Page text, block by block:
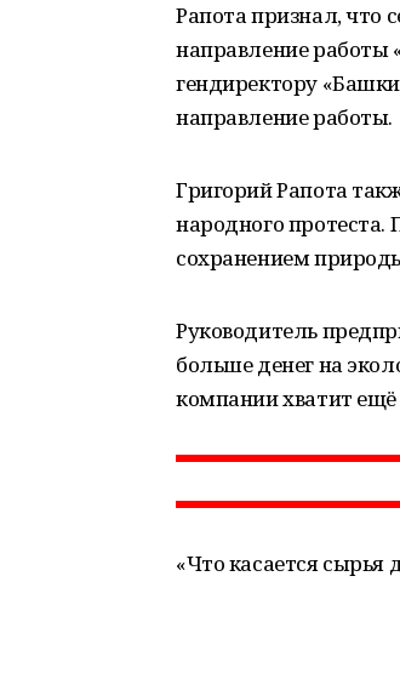
Рапота признал, что
направление работы
гендиректору
направление работы.
Григорий Рапота
народного
сохранением
Руководитель
больше денег на
компании хватит ещё
«Что касается сырья